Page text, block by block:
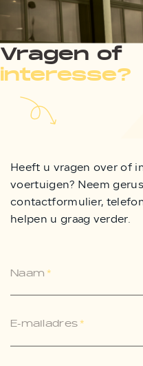
Vragen of
interesse?
Heeft u vragen over of
voertuigen? Neem
contactformulier,
helpen u graag verder.
Naam*
E-mailadres*